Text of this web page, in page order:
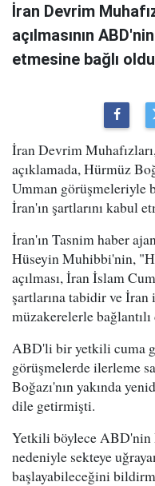
İran Devrim
açılmasının
etmesine bağlı
İran Devrim
açıklamada, Hürmüz
Umman görüşmeleriyle
İran'ın şartlarını kabul
İran'ın Tasnim haber
Hüseyin Muhibbi'nin,
açılması, İran İslam
şartlarına tabidir ve İran
müzakerelerle
ABD'li bir yetkili cuma
görüşmelerde ilerleme
Boğazı'nın yakında
dile getirmişti.
Yetkili böylece ABD'nin
nedeniyle sekteye
başlayabileceğini